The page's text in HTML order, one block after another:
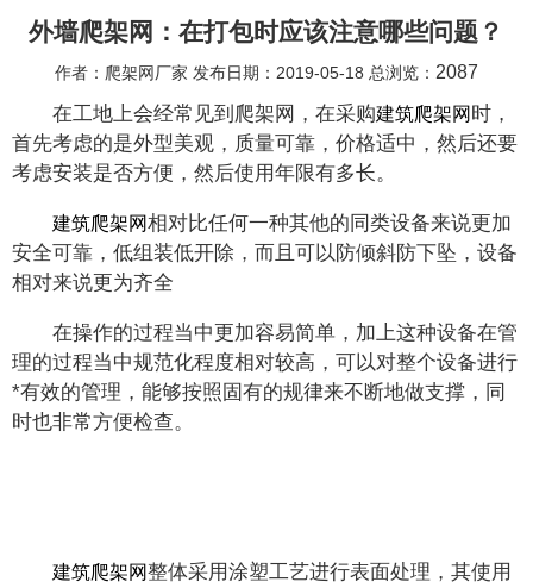
外墙爬架网：在打包时应该注意哪些问题？
作者：爬架网厂家 发布日期：2019-05-18 总浏览： 2087
在工地上会经常见到爬架网，在采购建筑爬架网 时，
首先考虑的是外型美观，质量可靠，价格适中，然后还要
考虑安装是否方便，然后使用年限有多长。
建筑爬架网相对比任何一种其他的同类设备来说更加
安全可靠，低组装低开除，而且可以防倾斜防下坠，设备
相对来说更为齐全
在操作的过程当中更加容易简单，加上这种设备在管
理的过程当中规范化程度相对较高，可以对整个设备进行
*有效的管理，能够按照固有的规律来不断地做支撑，同
时也非常方便检查。
建筑爬架网整体采用涂塑工艺进行表面处理，其使用